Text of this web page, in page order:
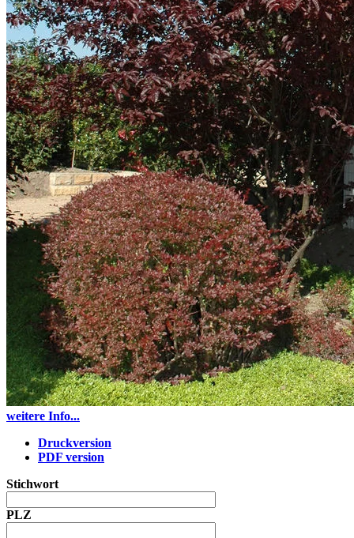
weitere Info...
Druckversion
PDF version
Stichwort
PLZ